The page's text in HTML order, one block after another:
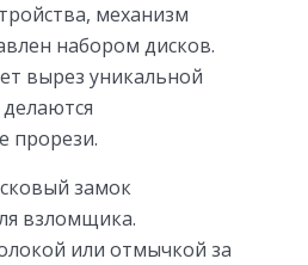
механизм
набором дисков.
вырез уникальной
прорези.
замок
взломщика.
или отмычкой за